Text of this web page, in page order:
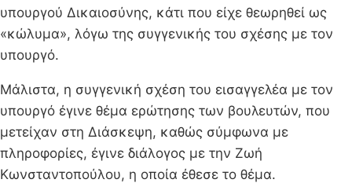
υπουργού Δικαιοσύνης, κάτι που είχε θεωρηθεί ως
«κώλυμα», λόγω της συγγενικής του σχέσης με τον
υπουργό.
Μάλιστα, η συγγενική σχέση του εισαγγελέα με τον
υπουργό έγινε θέμα ερώτησης των βουλευτών, που
μετείχαν στη Διάσκεψη, καθώς σύμφωνα με
πληροφορίες, έγινε διάλογος με την Ζωή
Κωνσταντοπούλου, η οποία έθεσε το θέμα.